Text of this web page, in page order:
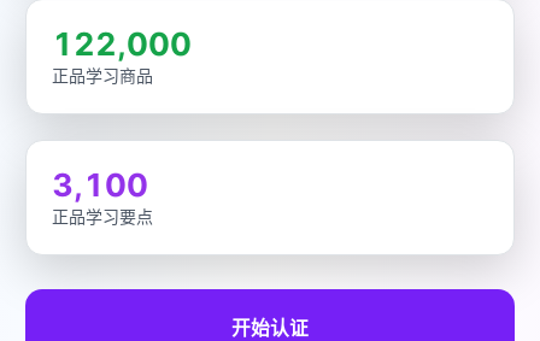
122,000
正品学习商品
3,100
正品学习要点
开始认证